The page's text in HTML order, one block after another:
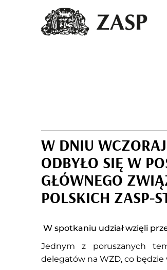
W DNIU
ODBYŁO SIĘ W
GŁÓWNEGO
POLSKICH ZASP­-
W spotkaniu udział wzięli
Jednym z poruszanych
delegatów na WZD, co będzie